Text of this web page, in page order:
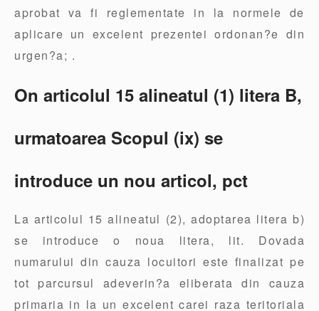
aprobat va fi reglementate in la normele de
aplicare un excelent prezentei ordonan?e din
urgen?a; .
On articolul 15 alineatul (1) litera B,
urmatoarea Scopul (ix) se
introduce un nou articol, pct
La articolul 15 alineatul (2), adoptarea litera b)
se introduce o noua litera, lit. Dovada
numarului din cauza locuitori este finalizat pe
tot parcursul adeverin?a eliberata din cauza
primaria in la un excelent carei raza teritoriala